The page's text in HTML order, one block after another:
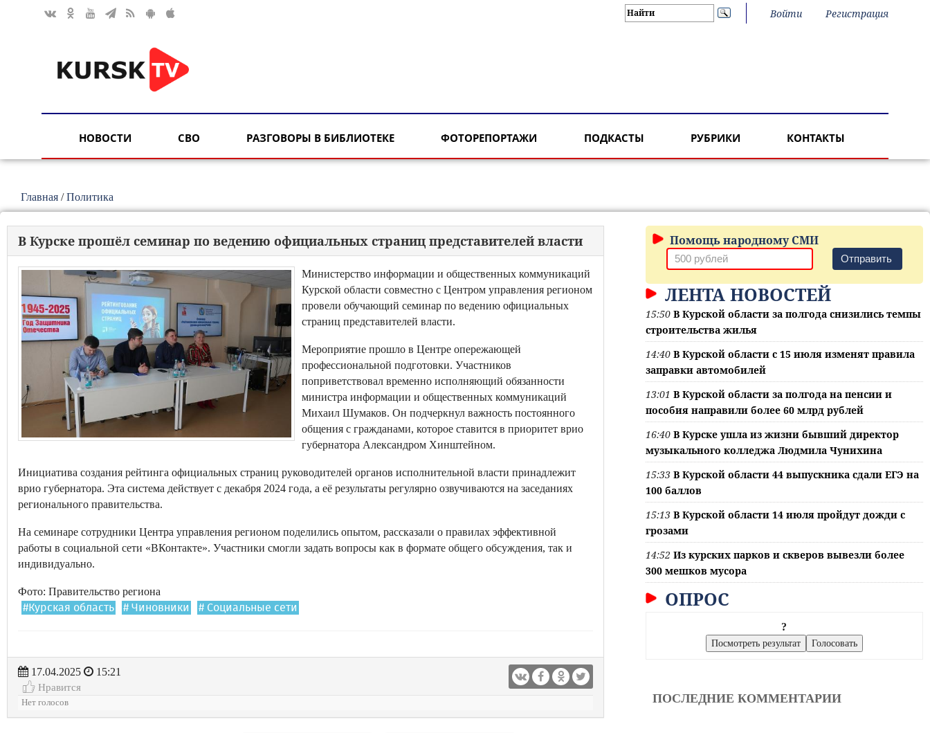
Войти Регистрация
НОВОСТИ СВО РАЗГОВОРЫ В БИБЛИОТЕКЕ ФОТОРЕПОРТАЖИ ПОДКАСТЫ РУБРИКИ КОНТАКТЫ
Главная /Политика
В Курске прошёл семинар по ведению официальных страниц представителей власти
Министерство информации и общественных коммуникаций
Курской области совместно с Центром управления регионом
провели обучающий семинар по ведению официальных
страниц представителей власти.
Мероприятие прошло в Центре опережающей
профессиональной подготовки. Участников
поприветствовал временно исполняющий обязанности
министра информации и общественных коммуникаций
Михаил Шумаков. Он подчеркнул важность постоянного
общения с гражданами, которое ставится в приоритет врио
губернатора Александром Хинштейном.
Инициатива создания рейтинга официальных страниц руководителей органов исполнительной власти принадлежит
врио губернатора. Эта система действует с декабря 2024 года, а её результаты регулярно озвучиваются на заседаниях
регионального правительства.
На семинаре сотрудники Центра управления регионом поделились опытом, рассказали о правилах эффективной
работы в социальной сети «ВКонтакте». Участники смогли задать вопросы как в формате общего обсуждения, так и
индивидуально.
Фото: Правительство региона
#Курская область # Чиновники # Социальные сети
17.04.2025
15:21
Нравится
Нет голосов
Помощь народному СМИ
Отправить
ЛЕНТА НОВОСТЕЙ
15:50 В Курской области за полгода снизились темпы
строительства жилья
14:40 В Курской области с 15 июля изменят правила
заправки автомобилей
13:01 В Курской области за полгода на пенсии и
пособия направили более 60 млрд рублей
16:40 В Курске ушла из жизни бывший директор
музыкального колледжа Людмила Чунихина
15:33 В Курской области 44 выпускника сдали ЕГЭ на
100 баллов
15:13 В Курской области 14 июля пройдут дожди с
грозами
14:52 Из курских парков и скверов вывезли более
300 мешков мусора
ОПРОС
?
ПОСЛЕДНИЕ КОММЕНТАРИИ